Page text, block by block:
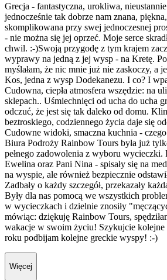
Grecja - fantastyczna, urokliwa,
jednocześnie tak dobrze nam znana,
skomplikowana przy swej jednoczesnej
- nie można się jej oprzeć. Moje serce
chwil. :-)Swoją przygodę z tym krajem
wyprawy na jedną z jej wysp - na Kretę.
myślałam, że nic mnie już nie zaskoczy, a
Kos, jedna z wysp Dodekanezu. I co? I
Cudowna, ciepła atmosfera wszędzie: na
sklepach.. Uśmiechnięci od ucha do ucha
odczuć, że jest się tak daleko od domu.
beztroskiego, codziennego życia daje się
Cudowne widoki, smaczna kuchnia -
Biura Podroży Rainbow Tours była już
pełnego zadowolenia z wyboru wycieczki.
Ewelina oraz Pani Nina - spisały się na
na wyspie, ale również bezpiecznie
Zadbały o każdy szczegół, przekazały
Były dla nas pomocą we wszystkich
w wycieczkach i dzielnie znosiły
mówiąc: dziękuję Rainbow Tours,
wakacje w swoim życiu! Szykujcie
roku podbijam kolejne greckie wyspy! :-)
Więcej